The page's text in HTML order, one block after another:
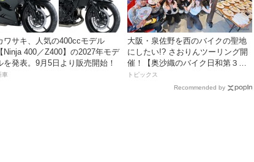
ワサキ、人気の400ccモデル
【Ninja 400／Z400】の2027年モデ
を発表。9月5日より販売開始！
車
大阪・泉佐野を西のバイクの聖地
にしたい!? さおりんツーリング開
催！【奥沙織のバイク日和第３
回】
トピックス
Recommended by